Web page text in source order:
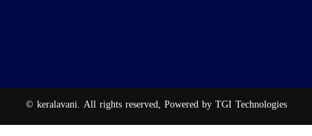
© keralavani. All rights reserved, Powered by TGI Technologies